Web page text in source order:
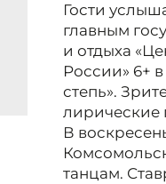
Гости
главным
и отдыха
России» 6+
степь».
лирические
В
танцам.